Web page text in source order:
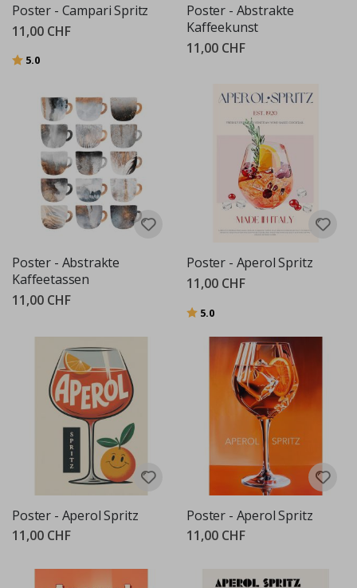
Poster - Campari Spritz
11,00 CHF
Bewertung:
5.0
Poster - Abstrakte
Kaffeekunst
11,00 CHF
Poster - Abstrakte
Kaffeetassen
11,00 CHF
Poster - Aperol Spritz
11,00 CHF
Bewertung:
5.0
Poster - Aperol Spritz
11,00 CHF
Poster - Aperol Spritz
11,00 CHF